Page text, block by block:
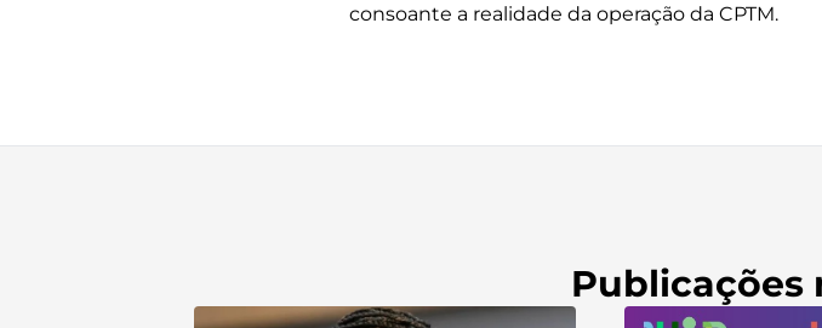
consoante a realidade da operação da CPTM.
Publicações